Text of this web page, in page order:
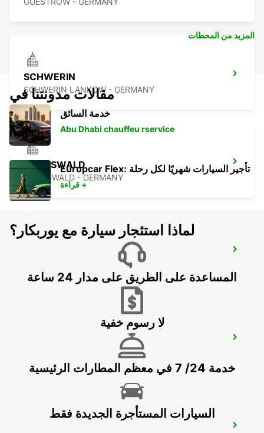
SCHWERIN
SCHWERIN LANKOW - GERMANY
GREIFSWALD
GREIFSWALD - GERMANY
BERGEN AUF RUEGEN
BERGEN / RUEGEN - GERMANY
NEUBRANDENBURG - GERMANY
المزيد من المحطات
مقالات مدونتنا في
خدمة السائق
Abu Dhabi chauffeu rservice
Europcar Flex: تأجير السيارات شهريًا لكل رحلة
قراءة +
لماذا استئجار سيارة مع يوربكار؟
المساعدة على الطريق على مدار 24 ساعة
لا رسوم خفية
خدمة 24/ 7 في معظم المطارات الرئيسية
السيارات المستأجرة الجديدة فقط